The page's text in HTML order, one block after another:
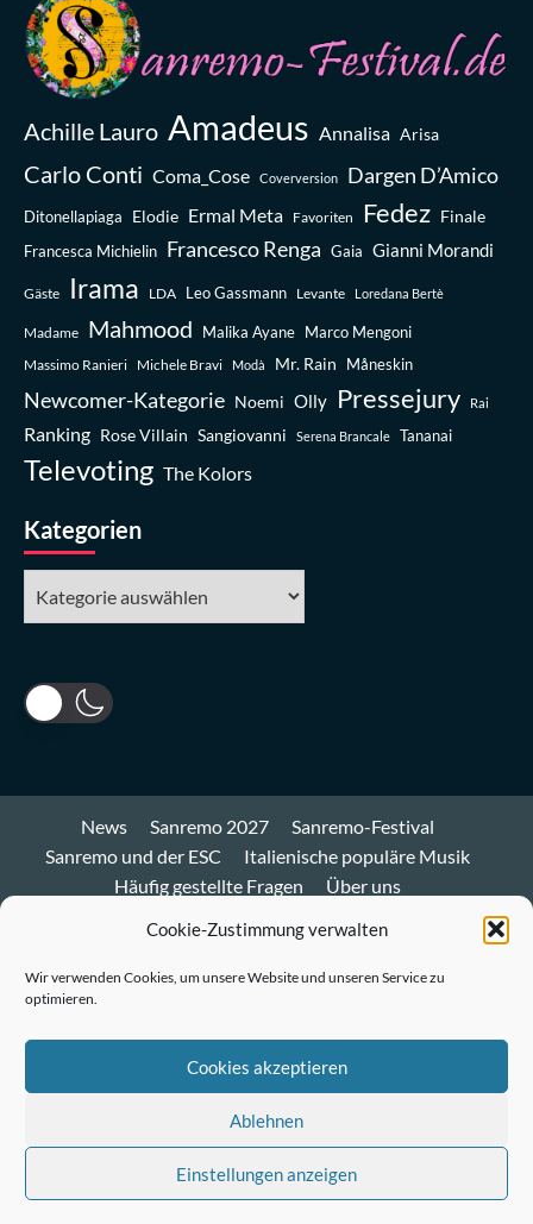
Cookie-Zustimmung verwalten
Wir verwenden Cookies, um unsere Website und unseren Service zu
optimieren.
Cookies akzeptieren
Ablehnen
Einstellungen anzeigen
Achille Lauro Amadeus Annalisa Arisa
Carlo Conti Coma_Cose Coverversion Dargen D’Amico
Ditonellapiaga Elodie Ermal Meta Favoriten Fedez Finale
Francesca Michielin Francesco Renga Gaia Gianni Morandi
Gäste Irama LDA Leo Gassmann Levante Loredana Bertè
Madame Mahmood Malika Ayane Marco Mengoni
Massimo Ranieri Michele Bravi Modà Mr. Rain Måneskin
Newcomer-Kategorie Noemi Olly Pressejury Rai
Ranking Rose Villain Sangiovanni Serena Brancale Tananai
Televoting The Kolors
Kategorien
News Sanremo 2027
Sanremo-Festival
Sanremo und der ESC
Italienische populäre Musik
Häufig gestellte Fragen
Über uns
Mastodon
Twitter
LinkedIn